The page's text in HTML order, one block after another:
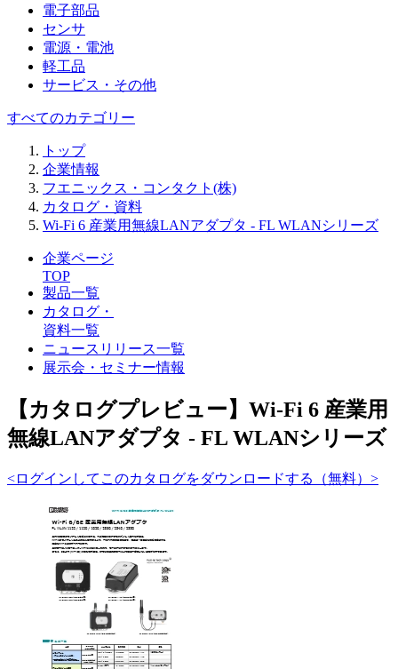
電子部品
センサ
電源・電池
軽工品
サービス・その他
すべてのカテゴリー
トップ
企業情報
フエニックス・コンタクト(株)
カタログ・資料
Wi-Fi 6 産業用無線LANアダプタ - FL WLANシリーズ
企業ページ
TOP
製品一覧
カタログ・
資料一覧
ニュースリリース一覧
展示会・セミナー情報
【カタログプレビュー】Wi-Fi 6 産業用
無線LANアダプタ - FL WLANシリーズ
<ログインしてこのカタログをダウンロードする（無料）>